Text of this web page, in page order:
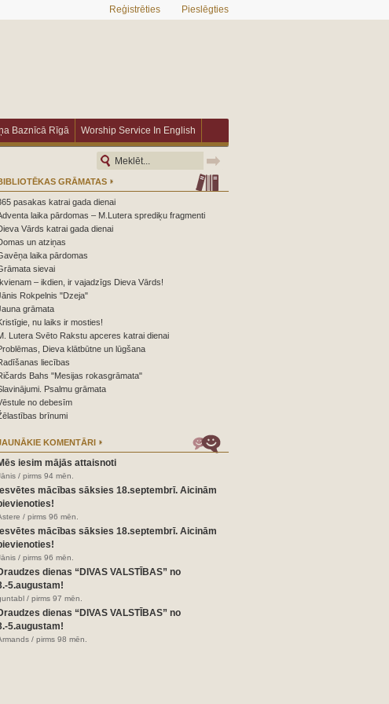
Reģistrēties Pieslēgties
Baznīcā Rīgā Worship Service In English
GRĀMATAS
pasakas katrai gada dienai
laika pārdomas – M.Lutera sprediķu fragmenti
Vārds katrai gada dienai
un atziņas
laika pārdomas
sievai
– ikdien, ir vajadzīgs Dieva Vārds!
Rokpelnis "Dzeja"
grāmata
nu laiks ir mosties!
Lutera Svēto Rakstu apceres katrai dienai
Dieva klātbūtne un lūgšana
liecības
Bahs "Mesijas rokasgrāmata"
Psalmu grāmata
no debesīm
brīnumi
KOMENTĀRI
iesim mājās attaisnoti
/ pirms 94 mēn.
Iesvētes mācības sāksies 18.septembrī. Aicinām
/ pirms 96 mēn.
Iesvētes mācības sāksies 18.septembrī. Aicinām
/ pirms 96 mēn.
dienas “DIVAS VALSTĪBAS” no
5.augustam!
/ pirms 97 mēn.
dienas “DIVAS VALSTĪBAS” no
5.augustam!
/ pirms 98 mēn.